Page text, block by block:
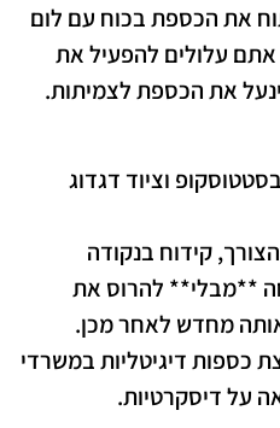
את הכספת בכוח עם לום
עלולים להפעיל את
את הכספת לצמיתות.
וציוד דגדוג
קידוח בנקודה
**מבלי** להרוס את
מחדש לאחר מכן.
כספות דיגיטליות במשרדי
על דיסקרטיות.